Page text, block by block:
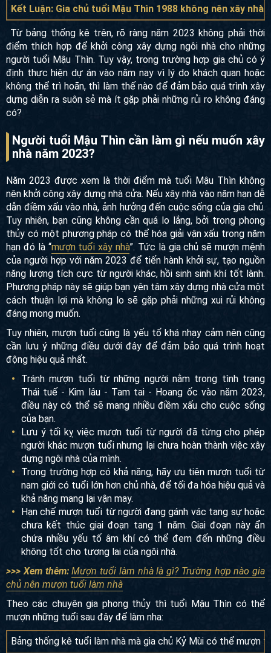
Kết Luận: Gia chủ tuổi Mậu Thìn 1988 không nên xây nhà
Từ bảng thống kê trên, rõ ràng năm 2023 không phải thời
điểm thích hợp để khởi công xây dựng ngôi nhà cho những
người tuổi Mậu Thìn. Tuy vậy, trong trường hợp gia chủ có ý
định thực hiện dự án vào năm nay vì lý do khách quan hoặc
không thể trì hoãn, thì làm thế nào để đảm bảo quá trình xây
dựng diễn ra suôn sẻ mà ít gặp phải những rủi ro không đáng
có?
Người tuổi Mậu Thìn cần làm gì nếu muốn xây
nhà năm 2023?
Năm 2023 được xem là thời điểm mà tuổi Mậu Thìn không
nên khởi công xây dựng nhà cửa. Nếu xây nhà vào năm hạn dễ
dẫn điềm xấu vào nhà, ảnh hưởng đến cuộc sống của gia chủ.
Tuy nhiên, bạn cũng không cần quá lo lắng, bởi trong phong
thủy có một phương pháp có thể hóa giải vận xấu trong năm
hạn đó là “mượn tuổi xây nhà”. Tức là gia chủ sẽ mượn mệnh
của người hợp với năm 2023 để tiến hành khởi sự, tạo nguồn
năng lượng tích cực từ người khác, hồi sinh sinh khí tốt lành.
Phương pháp này sẽ giúp bạn yên tâm xây dựng nhà cửa một
cách thuận lợi mà không lo sẽ gặp phải những xui rủi không
đáng mong muốn.
Tuy nhiên, mượn tuổi cũng là yếu tố khá nhạy cảm nên cũng
cần lưu ý những điều dưới đây để đảm bảo quá trình hoạt
động hiệu quả nhất.
Tránh mượn tuổi từ những người nằm trong tình trạng
Thái tuế - Kim lâu - Tam tai - Hoang ốc vào năm 2023,
điều này có thể sẽ mang nhiều điềm xấu cho cuộc sống
của bạn.
Lưu ý tối kỵ việc mượn tuổi từ người đã từng cho phép
người khác mượn tuổi nhưng lại chưa hoàn thành việc xây
dựng ngôi nhà của mình.
Trong trường hợp có khả năng, hãy ưu tiên mượn tuổi từ
nam giới có tuổi lớn hơn chủ nhà, để tối đa hóa hiệu quả và
khả năng mang lại vận may.
Hạn chế mượn tuổi từ người đang gánh vác tang sự hoặc
chưa kết thúc giai đoạn tang 1 năm. Giai đoạn này ẩn
chứa nhiều yếu tố âm khí có thể đem đến những điều
không tốt cho tương lai của ngôi nhà.
>>> Xem thêm: Mượn tuổi làm nhà là gì? Trường hợp nào gia
chủ nên mượn tuổi làm nhà
Theo các chuyên gia phong thủy thì tuổi Mậu Thìn có thể
mượn những tuổi sau đây để làm nha:
Bảng thống kê tuổi làm nhà mà gia chủ Kỷ Mùi có thể mượn